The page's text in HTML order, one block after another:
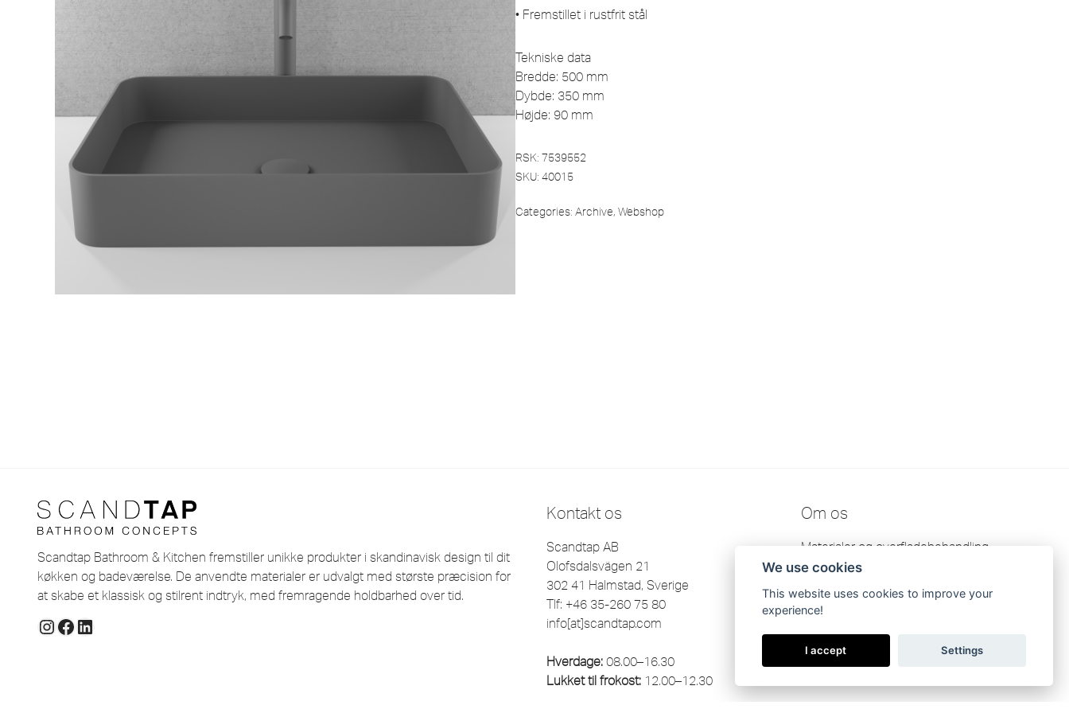
• Fremstillet i rustfrit stål
Tekniske data
Bredde: 500 mm
Dybde: 350 mm
Højde: 90 mm
RSK: 7539552
SKU: 40015
Categories: Archive, Webshop
Scandtap Bathroom & Kitchen fremstiller unikke produkter i skandinavisk design til dit
køkken og badeværelse. De anvendte materialer er udvalgt med største præcision for
at skabe et klassisk og stilrent indtryk, med fremragende holdbarhed over tid.
Kontakt os
Scandtap AB
Olofsdalsvägen 21
302 41 Halmstad, Sverige
Tlf: +46 35-260 75 80
info[at]scandtap.com
Hverdage: 08.00–16.30
Lukket til frokost: 12.00–12.30
Om os
Materialer og overfladebehandling
Kontakt
Garanti
Katalog 2026
We use cookies
This website uses cookies to improve your
experience!
I accept Settings